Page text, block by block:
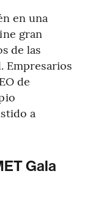
en una
gran
de las
Empresarios
de
a
Gala